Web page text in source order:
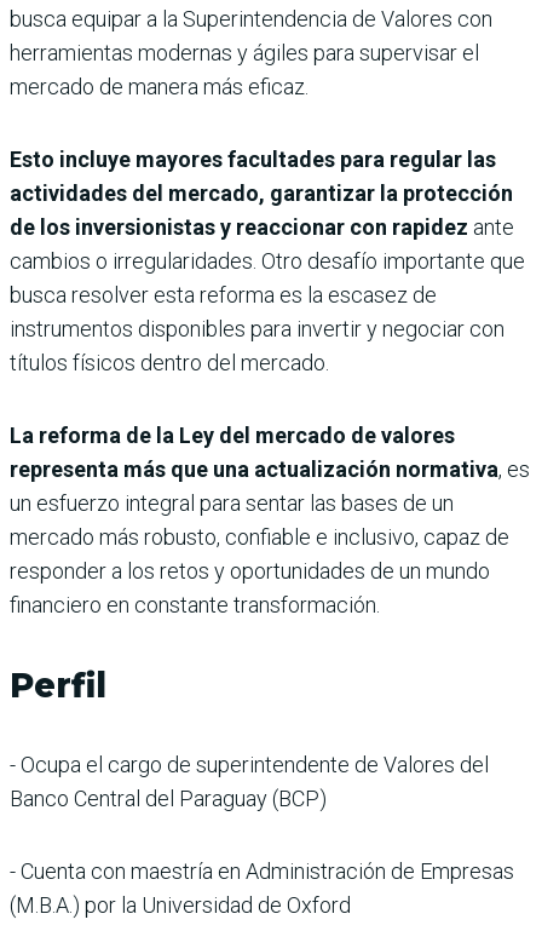
busca equipar a la Superintendencia de Valores con
herramientas modernas y ágiles para supervisar el
mercado de manera más eficaz.
Esto incluye mayores facultades para regular las
actividades del mercado, garantizar la protección
de los inversionistas y reaccionar con rapidez ante
cambios o irregularidades. Otro desafío importante que
busca resolver esta reforma es la escasez de
instrumentos disponibles para invertir y negociar con
títulos físicos dentro del mercado.
La reforma de la Ley del mercado de valores
representa más que una actualización normativa, es
un esfuerzo integral para sentar las bases de un
mercado más robusto, confiable e inclusivo, capaz de
responder a los retos y oportunidades de un mundo
financiero en constante transformación.
Perfil
- Ocupa el cargo de superintendente de Valores del
Banco Central del Paraguay (BCP)
- Cuenta con maestría en Administración de Empresas
(M.B.A.) por la Universidad de Oxford